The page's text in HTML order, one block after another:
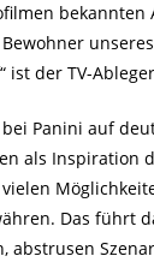
bekannten
Bewohner
ist der TV-
Panini auf
als Inspiration
Das führt
abstrusen